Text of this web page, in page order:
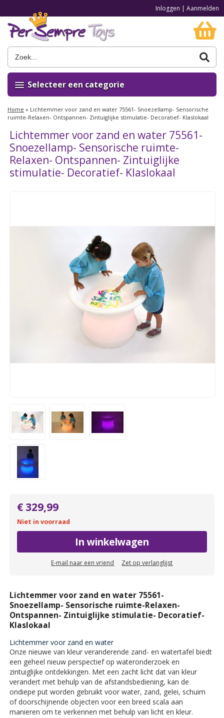
Inloggen | Aanmelden
Selecteer een categorie
Home » Lichtemmer voor zand en water 75561- Snoezellamp- Sensorische
ruimte-Relaxen- Ontspannen- Zintuiglijke stimulatie- Decoratief- Klaslokaal
Lichtemmer voor zand en water 75561-
Snoezellamp- Sensorische ruimte-
Relaxen- Ontspannen- Zintuiglijke
stimulatie- Decoratief- Klaslokaal
€ 329,99
Niet in voorraad
In winkelwagen
E-mail naar een vriend Zet op verlanglijst
Lichtemmer voor zand en water 75561-
Snoezellamp- Sensorische ruimte-Relaxen-
Ontspannen- Zintuiglijke stimulatie- Decoratief-
Klaslokaal
Lichtemmer voor zand en water
Onze nieuwe van kleur veranderende zand- en watertafel biedt
een geheel nieuw perspectief op wateronderzoek en
zintuiglijke ontdekkingen. Met een zacht licht dat van kleur
verandert met behulp van de afstandsbediening, kan de
ondiepe put worden gebruikt voor water, zand, gelei, schuim
of doorschijnende objecten voor een breed scala aan
manieren om te verkennen met behulp van licht en kleur.